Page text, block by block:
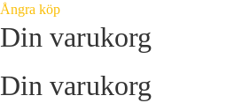
Ångra köp
Din varukorg
Din varukorg